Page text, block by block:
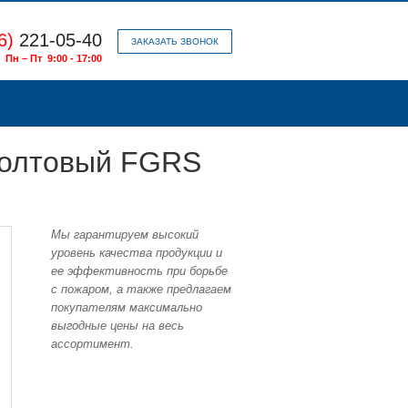
ЗАКАЗАТЬ ЗВОНОК
221-05-40
Пн – Пт 9:00 - 17:00
FGRS
Мы гарантируем высокий
уровень качества продукции и
ее эффективность при борьбе
с пожаром, а также предлагаем
покупателям максимально
выгодные цены на весь
ассортимент.